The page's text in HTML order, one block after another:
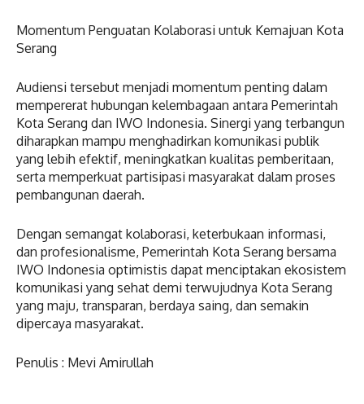
Momentum Penguatan Kolaborasi untuk Kemajuan Kota
Serang
Audiensi tersebut menjadi momentum penting dalam
mempererat hubungan kelembagaan antara Pemerintah
Kota Serang dan IWO Indonesia. Sinergi yang terbangun
diharapkan mampu menghadirkan komunikasi publik
yang lebih efektif, meningkatkan kualitas pemberitaan,
serta memperkuat partisipasi masyarakat dalam proses
pembangunan daerah.
Dengan semangat kolaborasi, keterbukaan informasi,
dan profesionalisme, Pemerintah Kota Serang bersama
IWO Indonesia optimistis dapat menciptakan ekosistem
komunikasi yang sehat demi terwujudnya Kota Serang
yang maju, transparan, berdaya saing, dan semakin
dipercaya masyarakat.
Penulis : Mevi Amirullah